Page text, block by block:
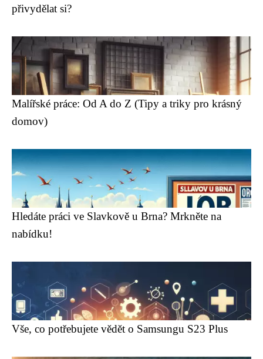
přivydělat si?
Malířské práce: Od A do Z (Tipy a triky pro krásný
domov)
Hledáte práci ve Slavkově u Brna? Mrkněte na
nabídku!
Vše, co potřebujete vědět o Samsungu S23 Plus